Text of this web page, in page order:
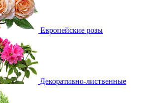
Европейские розы
Декоративно-лиственные